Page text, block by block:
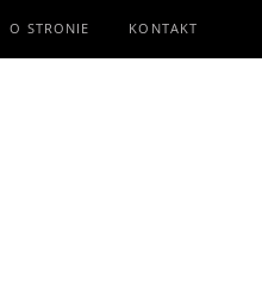
O STRONIE KONTAKT